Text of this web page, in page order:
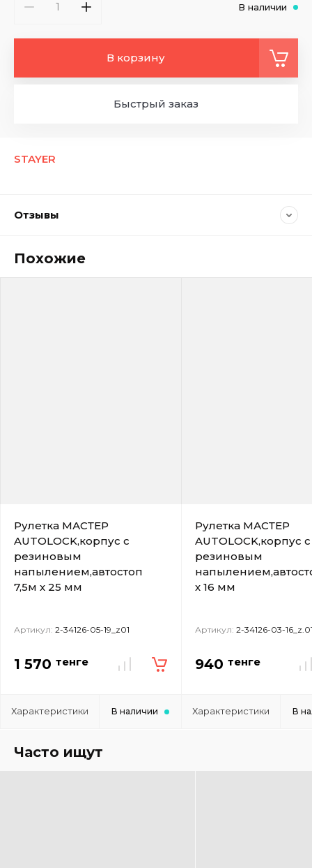
STAYER
В наличии
В корзину
Быстрый заказ
Отзывы
Похожие
Рулетка МАСТЕР
AUTOLOCK,корпус с
резиновым
напылением,автостоп
7,5м х 25 мм
Артикул: 2-34126-05-19_z01
1 570 тенге
Характеристики В наличии
Рулетка МАСТЕР
AUTOLOCK,корпус с
резиновым
х 16 мм
Артикул: 2-34126-03-
940 тенге
Характеристики В
Часто ищут